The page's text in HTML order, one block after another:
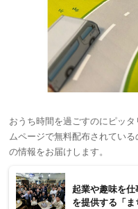
おうち時間を過ごすのにピッ
ムページで無料配布されてい
の情報をお届けします。
起業や趣味を
を提供する「ま